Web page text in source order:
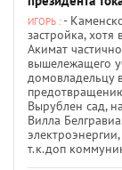
ИГОРЬ : -
застройка,
Акимат
вышележащего
домовладельцу
Вырублен сад,
Вилла
т.к.доп